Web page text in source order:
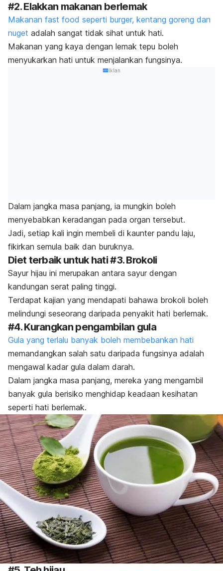
#2. Elakkan makanan berlemak
Makanan fast food seperti burger, kentang goreng dan
nuget adalah sangat tidak sihat untuk hati.
Makanan yang kaya dengan lemak tepu boleh
menyukarkan hati untuk menjalankan fungsinya.
Iklan
Dalam jangka masa panjang, ia mungkin boleh
menyebabkan keradangan pada organ tersebut.
Jadi, setiap kali ingin membeli di kaunter pandu laju,
fikirkan semula baik dan buruknya.
Diet terbaik untuk hati #3. Brokoli
Sayur hijau ini merupakan antara sayur dengan
kandungan serat paling tinggi.
Terdapat kajian yang mendapati bahawa brokoli boleh
melindungi seseorang daripada penyakit hati berlemak.
#4. Kurangkan pengambilan gula
Gula yang terlalu banyak boleh membebankan hati
memandangkan salah satu daripada fungsinya adalah
mengawal kadar gula dalam darah.
Dalam jangka masa panjang, mereka yang mengambil
banyak gula berisiko menghidap keadaan kesihatan
seperti hati berlemak.